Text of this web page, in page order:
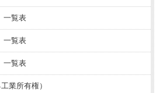
一覧表
一覧表
一覧表
業所有権）